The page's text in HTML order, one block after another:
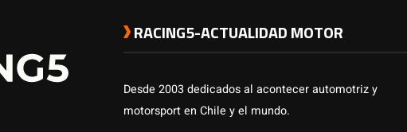
RACING5-ACTUALIDAD MOTOR
Desde 2003 dedicados al acontecer automotriz y
motorsport en Chile y el mundo.